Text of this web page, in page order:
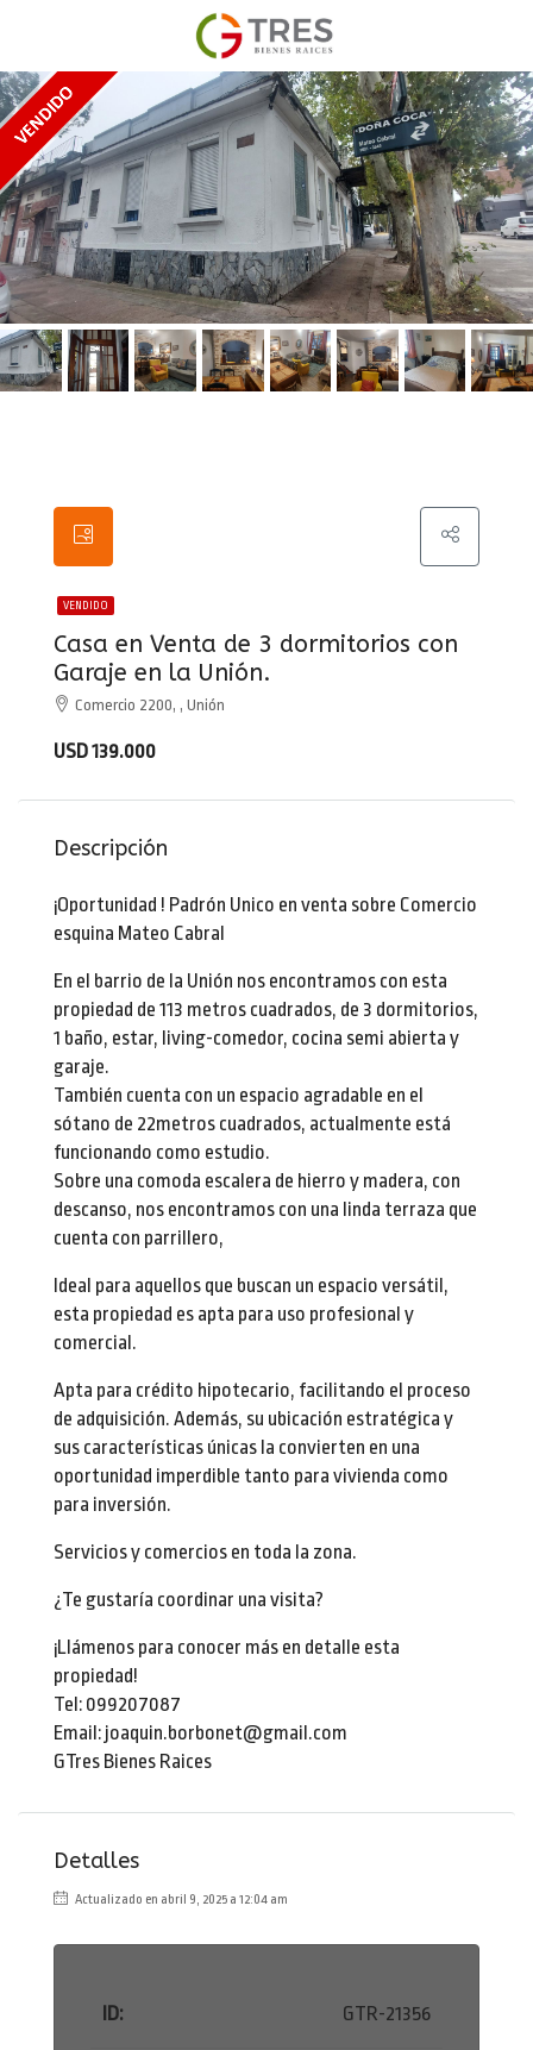
VENDIDO
Casa en Venta de 3 dormitorios con
Garaje en la Unión.
Comercio 2200, , Unión
USD 139.000
Descripción
¡Oportunidad ! Padrón Unico en venta sobre Comercio
esquina Mateo Cabral
En el barrio de la Unión nos encontramos con esta
propiedad de 113 metros cuadrados, de 3 dormitorios,
1 baño, estar, living-comedor, cocina semi abierta y
garaje.
También cuenta con un espacio agradable en el
sótano de 22metros cuadrados, actualmente está
funcionando como estudio.
Sobre una comoda escalera de hierro y madera, con
descanso, nos encontramos con una linda terraza que
cuenta con parrillero,
Ideal para aquellos que buscan un espacio versátil,
esta propiedad es apta para uso profesional y
comercial.
Apta para crédito hipotecario, facilitando el proceso
de adquisición. Además, su ubicación estratégica y
sus características únicas la convierten en una
oportunidad imperdible tanto para vivienda como
para inversión.
Servicios y comercios en toda la zona.
¿Te gustaría coordinar una visita?
¡Llámenos para conocer más en detalle esta
propiedad!
Tel: 099207087
Email: joaquin.borbonet@gmail.com
GTres Bienes Raices
Detalles
Actualizado en abril 9, 2025 a 12:04 am
ID: GTR-21356